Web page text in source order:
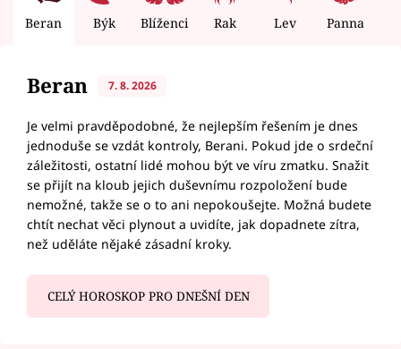
Beran Býk Blíženci Rak Lev Panna
Beran 7. 8. 2026
Je velmi pravděpodobné, že nejlepším řešením je dnes
jednoduše se vzdát kontroly, Berani. Pokud jde o srdeční
záležitosti, ostatní lidé mohou být ve víru zmatku. Snažit
se přijít na kloub jejich duševnímu rozpoložení bude
nemožné, takže se o to ani nepokoušejte. Možná budete
chtít nechat věci plynout a uvidíte, jak dopadnete zítra,
než uděláte nějaké zásadní kroky.
CELÝ HOROSKOP PRO DNEŠNÍ DEN